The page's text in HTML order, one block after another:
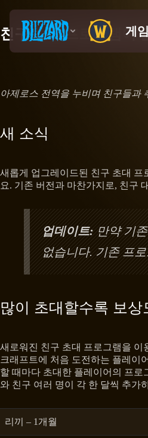
친구 초대 프로그램이
아제로스 전역을 누비며 친구들과
새 소식
새롭게 업그레이드된 친구 초대
요. 기존 버전과 마찬가지로, 친구
업데이트:만약 기존
없습니다. 기존 프
많이 초대할수록 보상
새로워진 친구 초대 프로그램을 이
크래프트에 처음 도전하는 플레이
할 때마다 초대한 플레이어의 프
와 친구 여러 명이 각 한 달씩 추가
리끼 – 1개월